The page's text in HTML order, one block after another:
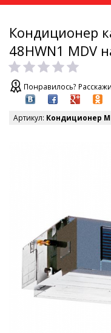
Кондиционер
48HWN1 MDV
Понравилось?
Артикул: Кондиционер